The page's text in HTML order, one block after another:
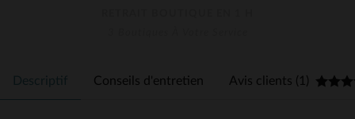
Descriptif Conseils d'entretien Avis clients (1)